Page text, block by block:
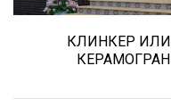
КЛИНКЕР